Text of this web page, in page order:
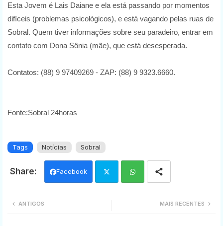
Esta Jovem é Lais Daiane e ela está passando por momentos
difíceis (problemas psicológicos), e está vagando pelas ruas de
Sobral. Quem tiver informações sobre seu paradeiro, entrar em
contato com Dona Sônia (mãe), que está desesperada.
Contatos: (88) 9 97409269 - ZAP: (88) 9 9323.6660.
Fonte:Sobral 24horas
Tags Notícias Sobral
Facebook
MAIS RECENTES
ANTIGOS